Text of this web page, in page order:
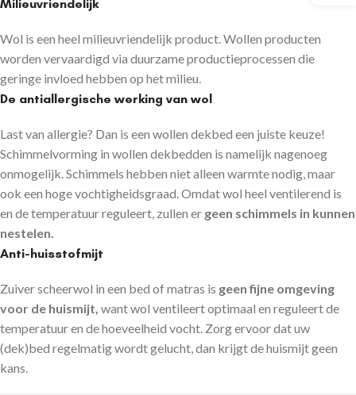
Milieuvriendelijk
Wol is een heel milieuvriendelijk product. Wollen producten
worden vervaardigd via duurzame productieprocessen die
geringe invloed hebben op het milieu.
De antiallergische werking van wol
Last van allergie? Dan is een wollen dekbed een juiste keuze!
Schimmelvorming in wollen dekbedden is namelijk nagenoeg
onmogelijk. Schimmels hebben niet alleen warmte nodig, maar
ook een hoge vochtigheidsgraad. Omdat wol heel ventilerend is
en de temperatuur reguleert, zullen er geen schimmels in kunnen
nestelen.
Anti-huisstofmijt
Zuiver scheerwol in een bed of matras is geen fijne omgeving
voor de huismijt, want wol ventileert optimaal en reguleert de
temperatuur en de hoeveelheid vocht. Zorg ervoor dat uw
(dek)bed regelmatig wordt gelucht, dan krijgt de huismijt geen
kans.